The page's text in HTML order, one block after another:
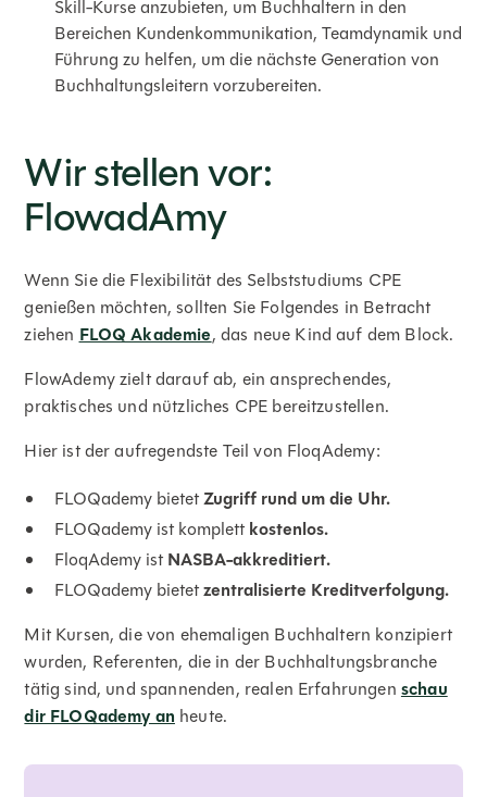
Skill-Kurse anzubieten, um Buchhaltern in den
Bereichen Kundenkommunikation, Teamdynamik und
Führung zu helfen, um die nächste Generation von
Buchhaltungsleitern vorzubereiten.
Wir stellen vor:
FlowadAmy
Wenn Sie die Flexibilität des Selbststudiums CPE
genießen möchten, sollten Sie Folgendes in Betracht
ziehen FLOQ Akademie, das neue Kind auf dem Block.
FlowAdemy zielt darauf ab, ein ansprechendes,
praktisches und nützliches CPE bereitzustellen.
Hier ist der aufregendste Teil von FloqAdemy:
FLOQademy bietetZugriff rund um die Uhr.
FLOQademy ist komplett kostenlos.
FloqAdemy ist NASBA-akkreditiert.
FLOQademy bietetzentralisierte Kreditverfolgung.
Mit Kursen, die von ehemaligen Buchhaltern konzipiert
wurden, Referenten, die in der Buchhaltungsbranche
tätig sind, und spannenden, realen Erfahrungen schau
dir FLOQademy an heute.